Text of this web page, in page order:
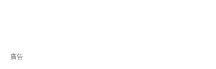
廣告